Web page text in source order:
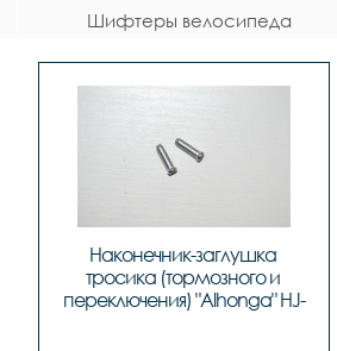
велосипеда
Шифтеры велосипеда
Наконечник-заглушка
тросика (тормозного и
переключения) "Alhonga" HJ-